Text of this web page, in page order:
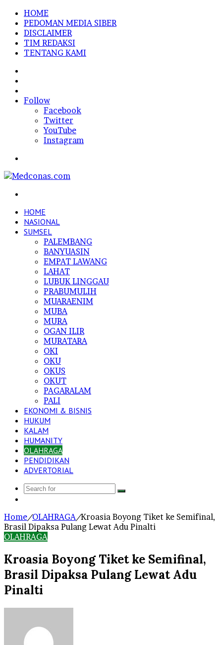
HOME
PEDOMAN MEDIA SIBER
DISCLAIMER
TIM REDAKSI
TENTANG KAMI
In
Follow
Facebook
Twitter
YouTube
Instagram
HOME
NASIONAL
SUMSEL
PALEMBANG
BANYUASIN
EMPAT LAWANG
LAHAT
LUBUK LINGGAU
PRABUMULIH
MUARAENIM
MUBA
MURA
OGAN ILIR
MURATARA
OKI
OKU
OKUS
OKUT
PAGARALAM
PALI
EKONOMI & BISNIS
HUKUM
KALAM
HUMANITY
OLAHRAGA
PENDIDIKAN
ADVERTORIAL
Search
Home/OLAHRAGA/Kroasia Boyong Tiket ke Semifinal,
Brasil Dipaksa Pulang Lewat Adu Pinalti
OLAHRAGA
Kroasia Boyong Tiket ke Semifinal,
Brasil Dipaksa Pulang Lewat Adu
Pinalti